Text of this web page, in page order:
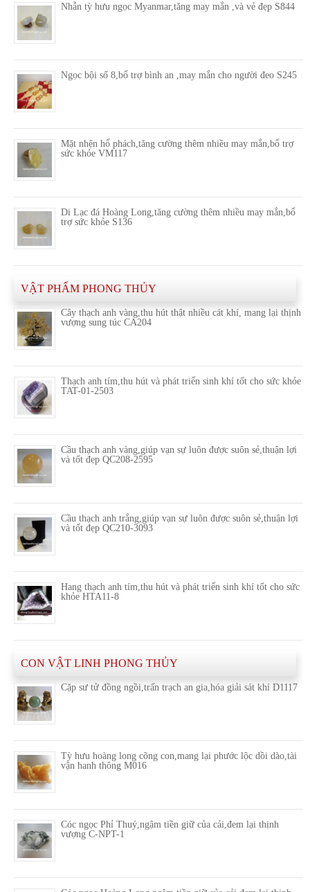
Nhẫn tỳ hưu ngọc Myanmar,tăng may mắn ,và vẻ đẹp S844
Ngọc bội số 8,bổ trợ bình an ,may mắn cho người đeo S245
Mặt nhện hổ phách,tăng cường thêm nhiều may mắn,bổ trợ
sức khỏe VM117
Di Lạc đá Hoàng Long,tăng cường thêm nhiều may mắn,bổ
trợ sức khỏe S136
VẬT PHẨM PHONG THỦY
Cây thạch anh vàng,thu hút thật nhiều cát khí, mang lại thịnh
vượng sung túc CA204
Thạch anh tím,thu hút và phát triển sinh khí tốt cho sức khỏe
TAT-01-2503
Cầu thạch anh vàng,giúp vạn sự luôn được suôn sẻ,thuận lợi
và tốt đẹp QC208-2595
Cầu thạch anh trắng,giúp vạn sự luôn được suôn sẻ,thuận lợi
và tốt đẹp QC210-3093
Hang thạch anh tím,thu hút và phát triển sinh khí tốt cho sức
khỏe HTA11-8
CON VẬT LINH PHONG THỦY
Cặp sư tử đồng ngồi,trấn trạch an gia,hóa giải sát khí D1117
Tỳ hưu hoàng long cõng con,mang lại phước lộc dồi dào,tài
vận hanh thông M016
Cóc ngọc Phỉ Thuý,ngậm tiền giữ của cải,đem lại thịnh
vượng C-NPT-1